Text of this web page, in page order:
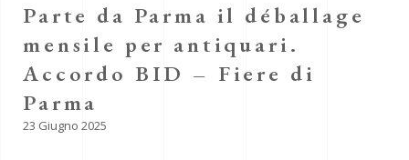
Parte da Parma il déballage
mensile per antiquari.
Accordo BID – Fiere di
Parma
23 Giugno 2025